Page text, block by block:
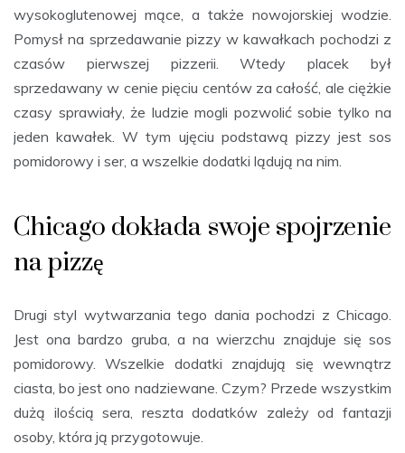
wysokoglutenowej mące, a także nowojorskiej wodzie.
Pomysł na sprzedawanie pizzy w kawałkach pochodzi z
czasów pierwszej pizzerii. Wtedy placek był
sprzedawany w cenie pięciu centów za całość, ale ciężkie
czasy sprawiały, że ludzie mogli pozwolić sobie tylko na
jeden kawałek. W tym ujęciu podstawą pizzy jest sos
pomidorowy i ser, a wszelkie dodatki lądują na nim.
Chicago dokłada swoje spojrzenie
na pizzę
Drugi styl wytwarzania tego dania pochodzi z Chicago.
Jest ona bardzo gruba, a na wierzchu znajduje się sos
pomidorowy. Wszelkie dodatki znajdują się wewnątrz
ciasta, bo jest ono nadziewane. Czym? Przede wszystkim
dużą ilością sera, reszta dodatków zależy od fantazji
osoby, która ją przygotowuje.